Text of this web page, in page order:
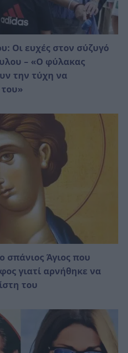
Οι ευχές στον σύζυγό
– «Ο φύλακας
την τύχη να
σπάνιος Άγιος που
γιατί αρνήθηκε να
του